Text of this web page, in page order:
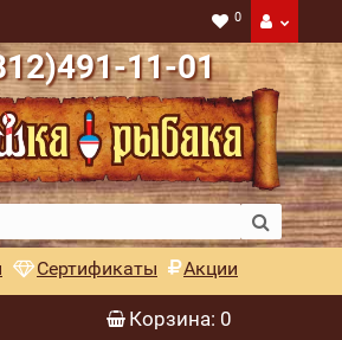
0
11-01
Сертификаты Акции
Корзина: 0